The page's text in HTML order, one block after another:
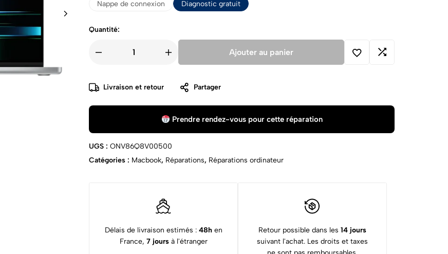
Nappe de connexion
Diagnostic gratuit
Quantité:
Ajouter au panier
Livraison et retour Partager
Prendre rendez-vous pour cette réparation
UGS : ONV86Q8V00500
Catégories : Macbook, Réparations, Réparations ordinateur
Délais de livraison estimés : 48h en
France, 7 joursà l'étranger
Retour possible dans les 14 jours
suivant l'achat. Les droits et taxes